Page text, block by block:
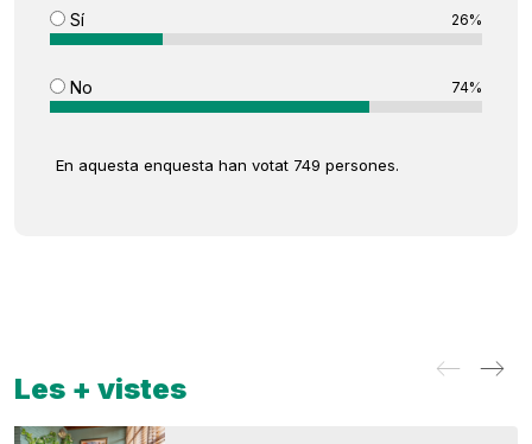
Sí 26%
No 74%
En aquesta enquesta han votat 749 persones.
Les + vistes